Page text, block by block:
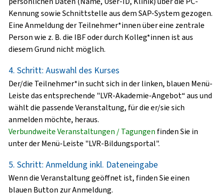
Kennung sowie Schnittstelle aus dem SAP-System gezogen.
Eine Anmeldung der Teilnehmer*innen über eine zentrale
Person wie z. B. die IBF oder durch Kolleg*innen ist aus
diesem Grund nicht möglich.
4. Schritt: Auswahl des Kurses
Der/die Teilnehmer*in sucht sich in der linken, blauen Menü-
Leiste das entsprechende "LVR-Akademie-Angebot“ aus und
wählt die passende Veranstaltung, für die er/sie sich
anmelden möchte, heraus.
Verbundweite Veranstaltungen / Tagungen finden Sie in
unter der Menü-Leiste "LVR-Bildungsportal".
5. Schritt: Anmeldung inkl. Dateneingabe
Wenn die Veranstaltung geöffnet ist, finden Sie einen
blauen Button zur Anmeldung.